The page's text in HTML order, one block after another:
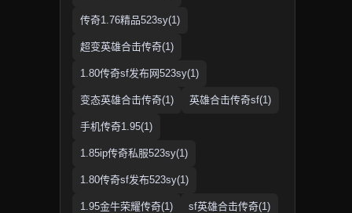
传奇1.76精品523sy(1)
超变英雄合击传奇(1)
1.80传奇sf发布网523sy(1)
变态英雄合击传奇(1) 英雄合击传奇sf(1)
手机传奇1.95(1)
1.85ip传奇私服523sy(1)
1.80传奇sf发布523sy(1)
1.95金牛荣耀传奇(1) sf英雄合击传奇(1)